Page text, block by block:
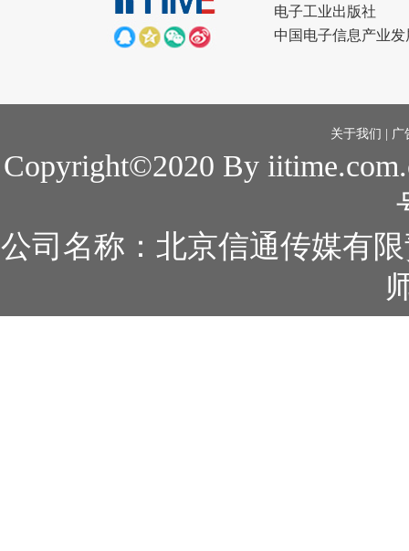
电子工业出版社
中国电子信息产业
关于我们 广
Copyright©2020 By
公司名称：北京信通传媒有